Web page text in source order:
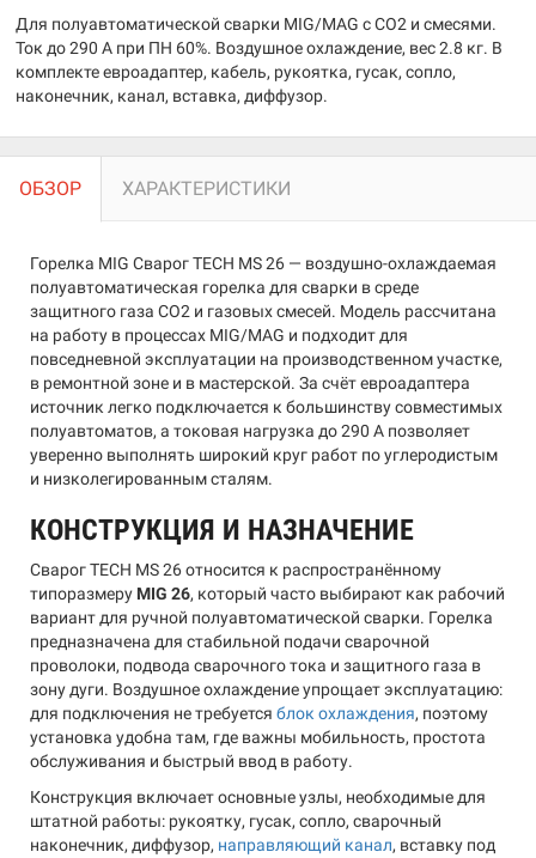
Для полуавтоматической сварки MIG/MAG с CO2 и смесями.
Ток до 290 А при ПН 60%. Воздушное охлаждение, вес 2.8 кг. В
комплекте евроадаптер, кабель, рукоятка, гусак, сопло,
наконечник, канал, вставка, диффузор.
ОБЗОР ХАРАКТЕРИСТИКИ
Горелка MIG Сварог TECH MS 26 — воздушно-охлаждаемая
полуавтоматическая горелка для сварки в среде
защитного газа CO2 и газовых смесей. Модель рассчитана
на работу в процессах MIG/MAG и подходит для
повседневной эксплуатации на производственном участке,
в ремонтной зоне и в мастерской. За счёт евроадаптера
источник легко подключается к большинству совместимых
полуавтоматов, а токовая нагрузка до 290 А позволяет
уверенно выполнять широкий круг работ по углеродистым
и низколегированным сталям.
КОНСТРУКЦИЯ И НАЗНАЧЕНИЕ
Сварог TECH MS 26 относится к распространённому
типоразмеру MIG 26, который часто выбирают как рабочий
вариант для ручной полуавтоматической сварки. Горелка
предназначена для стабильной подачи сварочной
проволоки, подвода сварочного тока и защитного газа в
зону дуги. Воздушное охлаждение упрощает эксплуатацию:
для подключения не требуется блок охлаждения, поэтому
установка удобна там, где важны мобильность, простота
обслуживания и быстрый ввод в работу.
Конструкция включает основные узлы, необходимые для
штатной работы: рукоятку, гусак, сопло, сварочный
наконечник, диффузор, направляющий канал, вставку под